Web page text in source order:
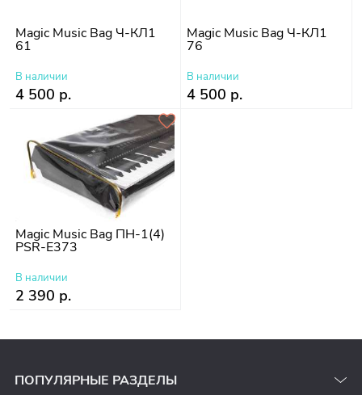
Magic Music Bag Ч-КЛ1
61
В наличии
4 500 р.
Magic Music Bag Ч-КЛ1
76
В наличии
4 500 р.
Magic Music Bag ПН-1(4)
PSR-E373
В наличии
2 390 р.
ПОПУЛЯРНЫЕ РАЗДЕЛЫ